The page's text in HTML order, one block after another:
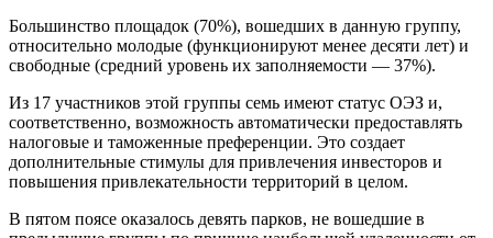
Большинство площадок (70%), вошедших в данную группу,
относительно молодые (функционируют менее десяти лет) и
свободные (средний уровень их заполняемости — 37%).
Из 17 участников этой группы семь имеют статус ОЭЗ и,
соответственно, возможность автоматически предоставлять
налоговые и таможенные преференции. Это создает
дополнительные стимулы для привлечения инвесторов и
повышения привлекательности территорий в целом.
В пятом поясе оказалось девять парков, не вошедшие в